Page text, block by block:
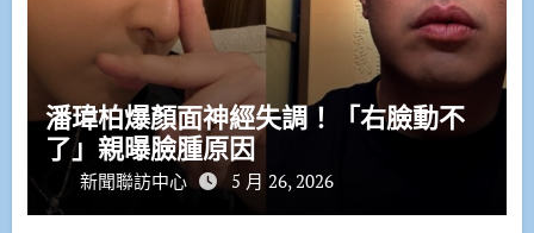
潘瑋柏爆顏面神經失調！「右臉動不
了」親曝臉腫原因
新聞聯訪中心 5 月 26, 2026